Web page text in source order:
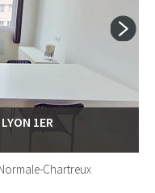
1ER
Chartreux